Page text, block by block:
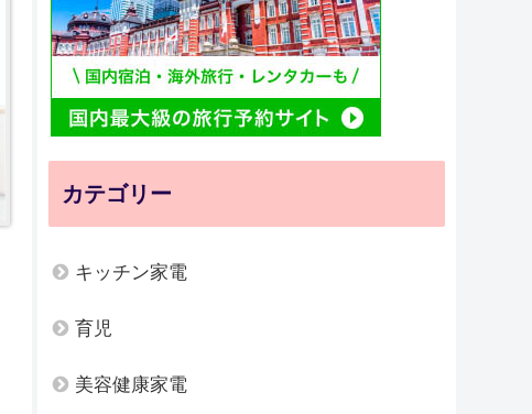
カテゴリー
キッチン家電
育児
美容健康家電